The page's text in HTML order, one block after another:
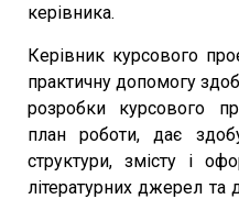
керівника.
Керівник курсового
практичну допомогу
розробки курсового
план роботи, дає
структури, змісту і
літературних джерел